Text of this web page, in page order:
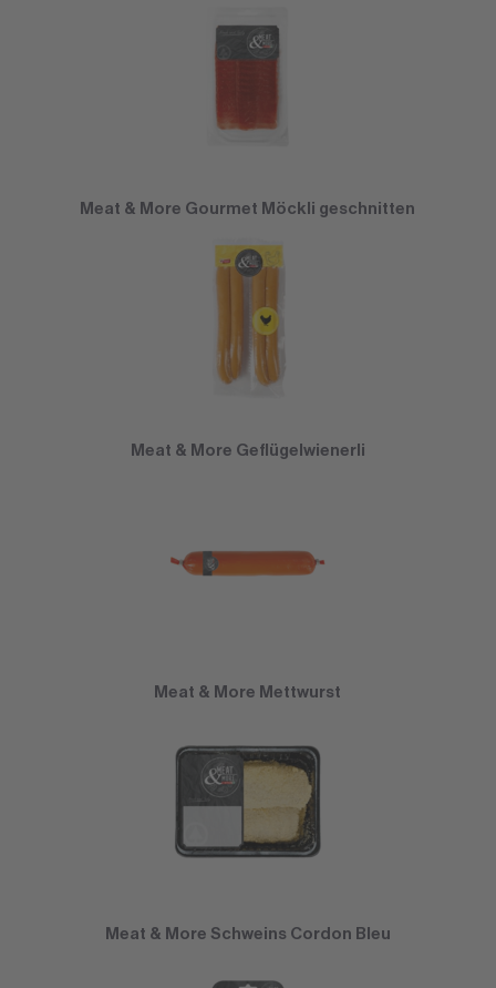
Meat & More Gourmet Möckli geschnitten
Meat & More Geflügelwienerli
Meat & More Mettwurst
Meat & More Schweins Cordon Bleu